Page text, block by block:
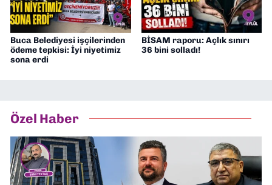
Buca Belediyesi işçilerinden
ödeme tepkisi: İyi niyetimiz
sona erdi
BİSAM raporu: Açlık sınırı
36 bini solladı!
Özel Haber